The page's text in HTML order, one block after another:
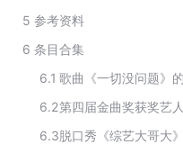
5 参考资料
6 条目合集
6.1
6.2第四届金曲奖获奖艺人
6.3